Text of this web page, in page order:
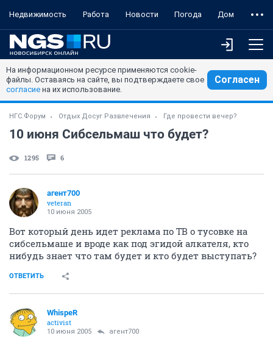
Недвижимость Работа Новости Погода Дом
На информационном ресурсе применяются cookie-
файлы. Оставаясь на сайте, вы подтверждаете свое
согласие на их использование.
Согласен
НГС.Форум Отдых Досуг Развлечения Где провести вечер?
10 июня Сибсельмаш что будет?
1295 6
агент700
veteran
10 июня 2005
Вот который день идет реклама по ТВ о тусовке на
сибсельмаше и вроде как под эгидой алкателя, кто
нибудь знает что там будет и кто будет выступать?
ОТВЕТИТЬ
WhispeR
activist
10 июня 2005 агент700